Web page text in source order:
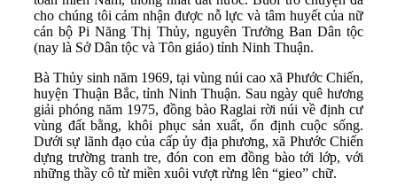
cho chúng tôi cảm nhận được nỗ lực và tâm huyết của nữ
cán bộ Pi Năng Thị Thủy, nguyên Trưởng Ban Dân tộc
(nay là Sở Dân tộc và Tôn giáo) tỉnh Ninh Thuận.
Bà Thủy sinh năm 1969, tại vùng núi cao xã Phước Chiến,
huyện Thuận Bắc, tỉnh Ninh Thuận. Sau ngày quê hương
giải phóng năm 1975, đồng bào Raglai rời núi về định cư
vùng đất bằng, khôi phục sản xuất, ổn định cuộc sống.
Dưới sự lãnh đạo của cấp ủy địa phương, xã Phước Chiến
dựng trường tranh tre, đón con em đồng bào tới lớp, với
những thầy cô từ miền xuôi vượt rừng lên “gieo” chữ.